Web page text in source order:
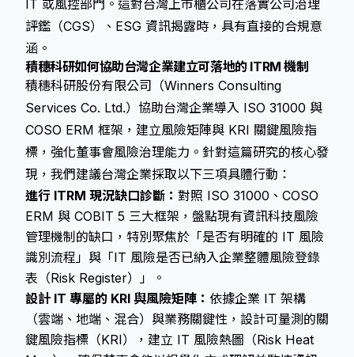
IT 或風控部門。這對台灣上市櫃公司在落實公司治理
評鑑（CGS）、ESG 資訊揭露時，具有直接的合規意
涵。
積穗科研如何協助台灣企業建立可落地的 ITRM 機制
積穗科研股份有限公司（Winners Consulting
Services Co. Ltd.）協助台灣企業導入 ISO 31000 與
COSO ERM 框架，建立風險矩陣與 KRI 關鍵風險指
標，強化董事會風險治理能力。針對這篇研究的核心發
現，我們建議台灣企業採取以下三項具體行動：
進行 ITRM 現況缺口診斷： 對照 ISO 31000、COSO
ERM 與 COBIT 5 三大框架，盤點現有資訊科技風險
管理機制的缺口，特別聚焦於「是否有明確的 IT 風險
識別流程」與「IT 風險是否已納入企業整體風險登錄
表（Risk Register）」。
設計 IT 專屬的 KRI 與風險矩陣： 依據企業 IT 架構
（雲端、地端、混合）與業務關鍵性，設計可量測的關
鍵風險指標（KRI），建立 IT 風險熱圖（Risk Heat